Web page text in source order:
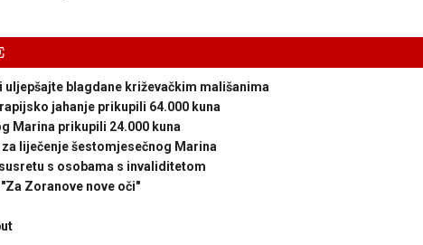
uljepšajte blagdane križevačkim mališanima
jahanje prikupili 64.000 kuna
Marina prikupili 24.000 kuna
liječenje šestomjesečnog Marina
s osobama s invaliditetom
Zoranove nove oči"